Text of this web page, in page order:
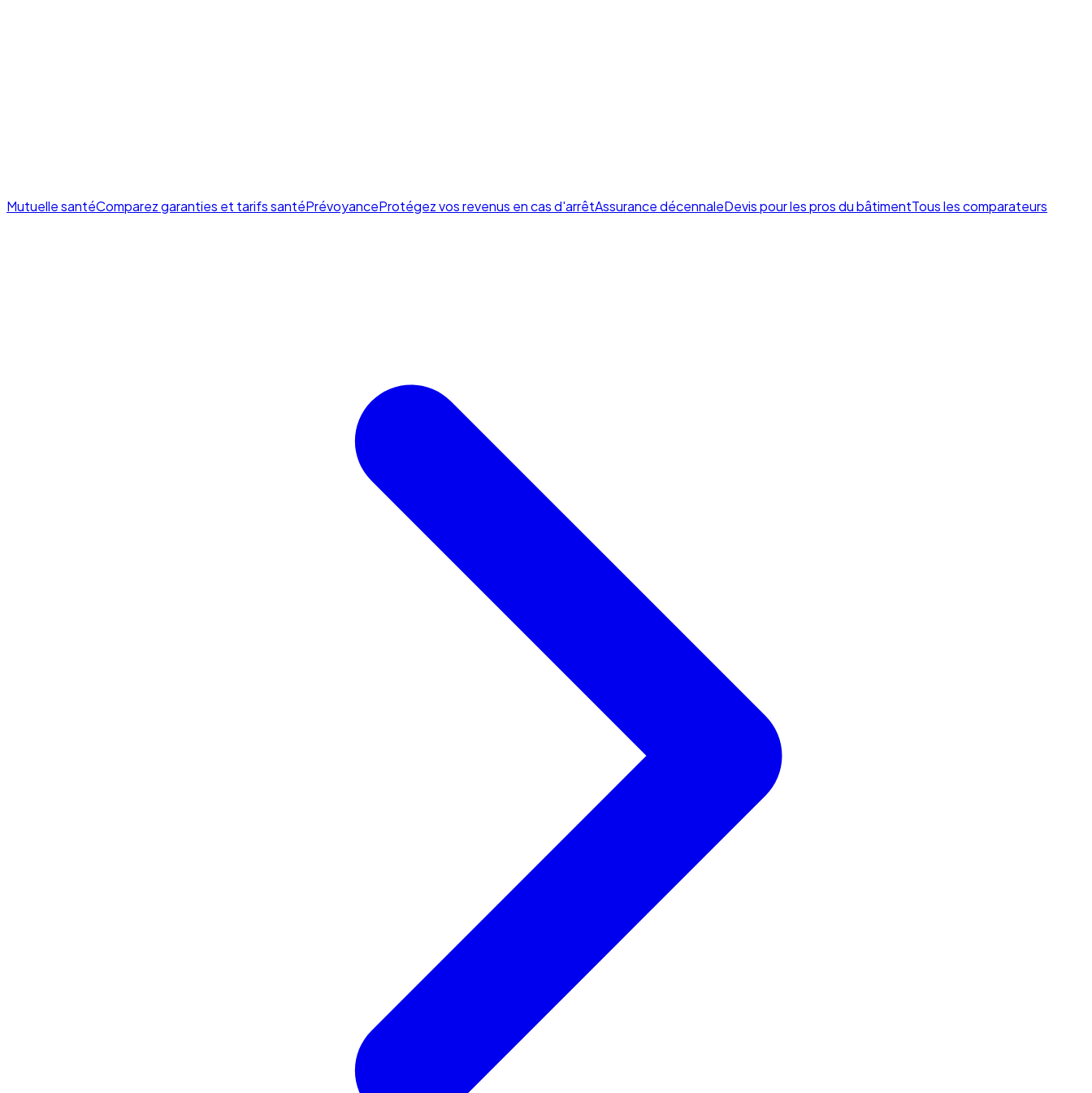
Mutuelle santéComparez garanties et tarifs santéPrévoyanceProtégez vos revenus en cas d'arrêtAssurance décennaleDevis pour les pros du bâtimentTous les comparateurs